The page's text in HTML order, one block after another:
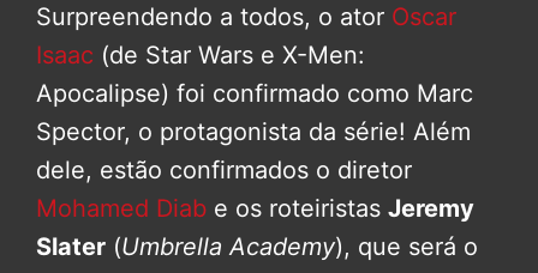
Surpreendendo a todos, o ator Oscar
Isaac (de Star Wars e X-Men:
Apocalipse) foi confirmado como Marc
Spector, o protagonista da série! Além
dele, estão confirmados o diretor
Mohamed Diab e os roteiristas Jeremy
Slater (Umbrella Academy), que será o